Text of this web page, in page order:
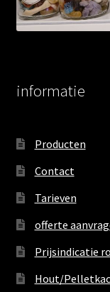
informatie
Producten
Contact
Tarieven
offerte
Prijsindicatie
Hout/